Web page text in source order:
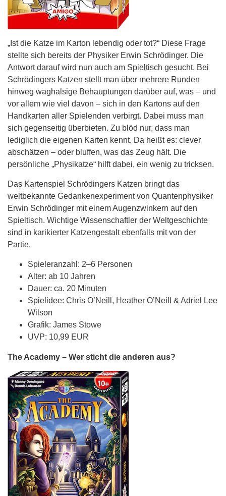
„Ist die Katze im Karton lebendig oder tot?“ Diese Frage
stellte sich bereits der Physiker Erwin Schrödinger. Die
Antwort darauf wird nun auch am Spieltisch gesucht. Bei
Schrödingers Katzen stellt man über mehrere Runden
hinweg waghalsige Behauptungen darüber auf, was – und
vor allem wie viel davon – sich in den Kartons auf den
Handkarten aller Spielenden verbirgt. Dabei muss man
sich gegenseitig überbieten. Zu blöd nur, dass man
lediglich die eigenen Karten kennt. Da heißt es: clever
abschätzen – oder bluffen, was das Zeug hält. Die
persönliche „Physikatze“ hilft dabei, ein wenig zu tricksen.
Das Kartenspiel Schrödingers Katzen bringt das
weltbekannte Gedankenexperiment von Quantenphysiker
Erwin Schrödinger mit einem Augenzwinkern auf den
Spieltisch. Wichtige Wissenschaftler der Weltgeschichte
sind in karikierter Katzengestalt ebenfalls mit von der
Partie.
Spieleranzahl: 2–6 Personen
Alter: ab 10 Jahren
Dauer: ca. 20 Minuten
Spielidee: Chris O’Neill, Heather O’Neill & Adriel Lee
Wilson
Grafik: James Stowe
UVP: 10,99 EUR
The Academy – Wer sticht die anderen aus?